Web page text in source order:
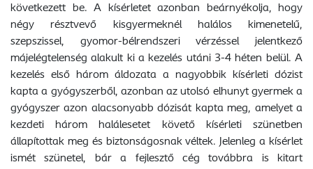
következett be. A kísérletet azonban beárnyékolja, hogy
négy résztvevő kisgyermeknél halálos kimenetelű,
szepszissel, gyomor-bélrendszeri vérzéssel jelentkező
májelégtelenség alakult ki a kezelés utáni 3-4 héten belül. A
kezelés első három áldozata a nagyobbik kísérleti dózist
kapta a gyógyszerből, azonban az utolsó elhunyt gyermek a
gyógyszer azon alacsonyabb dózisát kapta meg, amelyet a
kezdeti három halálesetet követő kísérleti szünetben
állapítottak meg és biztonságosnak véltek. Jelenleg a kísérlet
ismét szünetel, bár a fejlesztő cég továbbra is kitart